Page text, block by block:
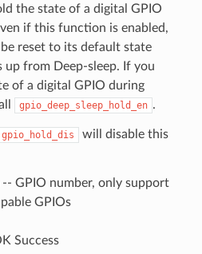
the state of a digital GPIO
if this function is enabled,
reset to its default state
up from Deep-sleep. If you
of a digital GPIO during
gpio_deep_sleep_hold_en .
gpio_hold_dis
will disable this
GPIO number, only support
GPIOs
Success